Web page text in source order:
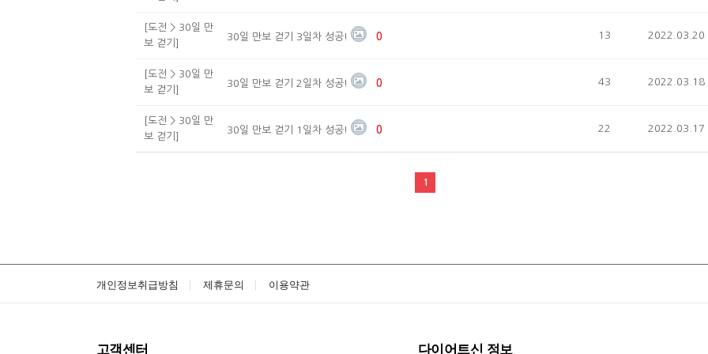
[도전 > 30일 만
보 걷기]
30일 만보 걷기 3일차 성공! 0 13 2022.03.20
[도전 > 30일 만
보 걷기]
30일 만보 걷기 2일차 성공! 0 43 2022.03.18
[도전 > 30일 만
보 걷기]
30일 만보 걷기 1일차 성공! 0 22 2022.03.17
1
개인정보취급방침 제휴문의 이용약관
고객센터 다이어트신 정보